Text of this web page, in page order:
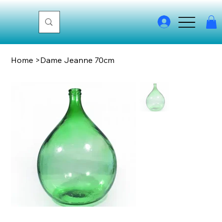
Home >Dame Jeanne 70cm